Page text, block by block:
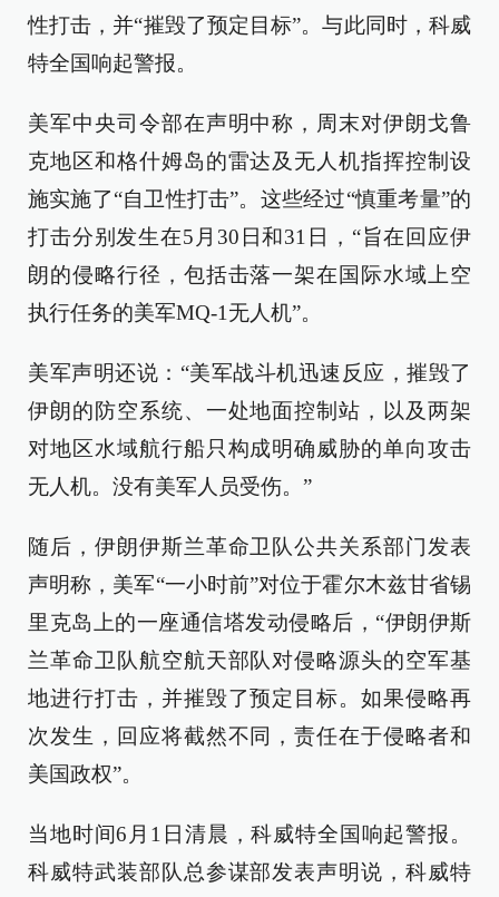
性打击，并“摧毁了预定目标”。与此同时，科威
特全国响起警报。
美军中央司令部在声明中称，周末对伊朗戈鲁
克地区和格什姆岛的雷达及无人机指挥控制设
施实施了“自卫性打击”。这些经过“慎重考量”的
打击分别发生在5月30日和31日，“旨在回应伊
朗的侵略行径，包括击落一架在国际水域上空
执行任务的美军MQ-1无人机”。
美军声明还说：“美军战斗机迅速反应，摧毁了
伊朗的防空系统、一处地面控制站，以及两架
对地区水域航行船只构成明确威胁的单向攻击
无人机。没有美军人员受伤。”
随后，伊朗伊斯兰革命卫队公共关系部门发表
声明称，美军“一小时前”对位于霍尔木兹甘省锡
里克岛上的一座通信塔发动侵略后，“伊朗伊斯
兰革命卫队航空航天部队对侵略源头的空军基
地进行打击，并摧毁了预定目标。如果侵略再
次发生，回应将截然不同，责任在于侵略者和
美国政权”。
当地时间6月1日清晨，科威特全国响起警报。
科威特武装部队总参谋部发表声明说，科威特